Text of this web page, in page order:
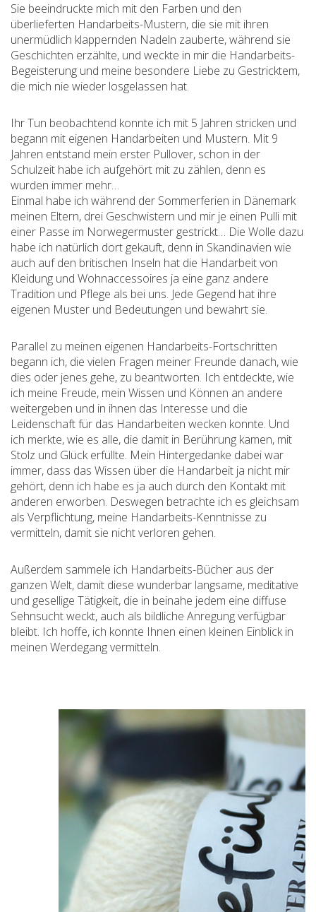
Sie beeindruckte mich mit den Farben und den
überlieferten Handarbeits-Mustern, die sie mit ihren
unermüdlich klappernden Nadeln zauberte, während sie
Geschichten erzählte, und weckte in mir die Handarbeits-
Begeisterung und meine besondere Liebe zu Gestricktem,
die mich nie wieder losgelassen hat.
Ihr Tun beobachtend konnte ich mit 5 Jahren stricken und
begann mit eigenen Handarbeiten und Mustern. Mit 9
Jahren entstand mein erster Pullover, schon in der
Schulzeit habe ich aufgehört mit zu zählen, denn es
wurden immer mehr…
Einmal habe ich während der Sommerferien in Dänemark
meinen Eltern, drei Geschwistern und mir je einen Pulli mit
einer Passe im Norwegermuster gestrickt… Die Wolle dazu
habe ich natürlich dort gekauft, denn in Skandinavien wie
auch auf den britischen Inseln hat die Handarbeit von
Kleidung und Wohnaccessoires ja eine ganz andere
Tradition und Pflege als bei uns. Jede Gegend hat ihre
eigenen Muster und Bedeutungen und bewahrt sie.
Parallel zu meinen eigenen Handarbeits-Fortschritten
begann ich, die vielen Fragen meiner Freunde danach, wie
dies oder jenes gehe, zu beantworten. Ich entdeckte, wie
ich meine Freude, mein Wissen und Können an andere
weitergeben und in ihnen das Interesse und die
Leidenschaft für das Handarbeiten wecken konnte. Und
ich merkte, wie es alle, die damit in Berührung kamen, mit
Stolz und Glück erfüllte. Mein Hintergedanke dabei war
immer, dass das Wissen über die Handarbeit ja nicht mir
gehört, denn ich habe es ja auch durch den Kontakt mit
anderen erworben. Deswegen betrachte ich es gleichsam
als Verpflichtung, meine Handarbeits-Kenntnisse zu
vermitteln, damit sie nicht verloren gehen.
Außerdem sammele ich Handarbeits-Bücher aus der
ganzen Welt, damit diese wunderbar langsame, meditative
und gesellige Tätigkeit, die in beinahe jedem eine diffuse
Sehnsucht weckt, auch als bildliche Anregung verfügbar
bleibt. Ich hoffe, ich konnte Ihnen einen kleinen Einblick in
meinen Werdegang vermitteln.